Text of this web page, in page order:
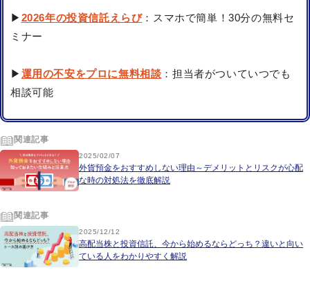
▶ 2026年の投資信託えらび：スマホで簡単！30分の無料セ
ミナー
▶ 運用の不安をプロに無料相談 ：担当者がついていつでも
相談可能
関連記事
2025/02/07
外貨預金をおすすめしない理由～デメリットとリスクが心配
な時の対処法を徹底解説
関連記事
2025/12/12
高配当株と投資信託、今から始めるならどっち？違いと向い
ている人をわかりやすく解説